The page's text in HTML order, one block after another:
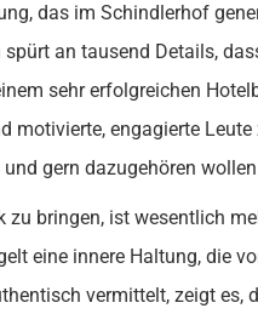
das im Schindlerhof
an tausend Details,
sehr erfolgreichen
motivierte, engagierte
gern dazugehören
zu bringen, ist wesentlich
eine innere Haltung, die
vermittelt, zeigt es,